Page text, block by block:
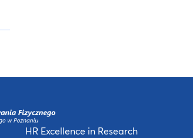
HR Excellence in Research